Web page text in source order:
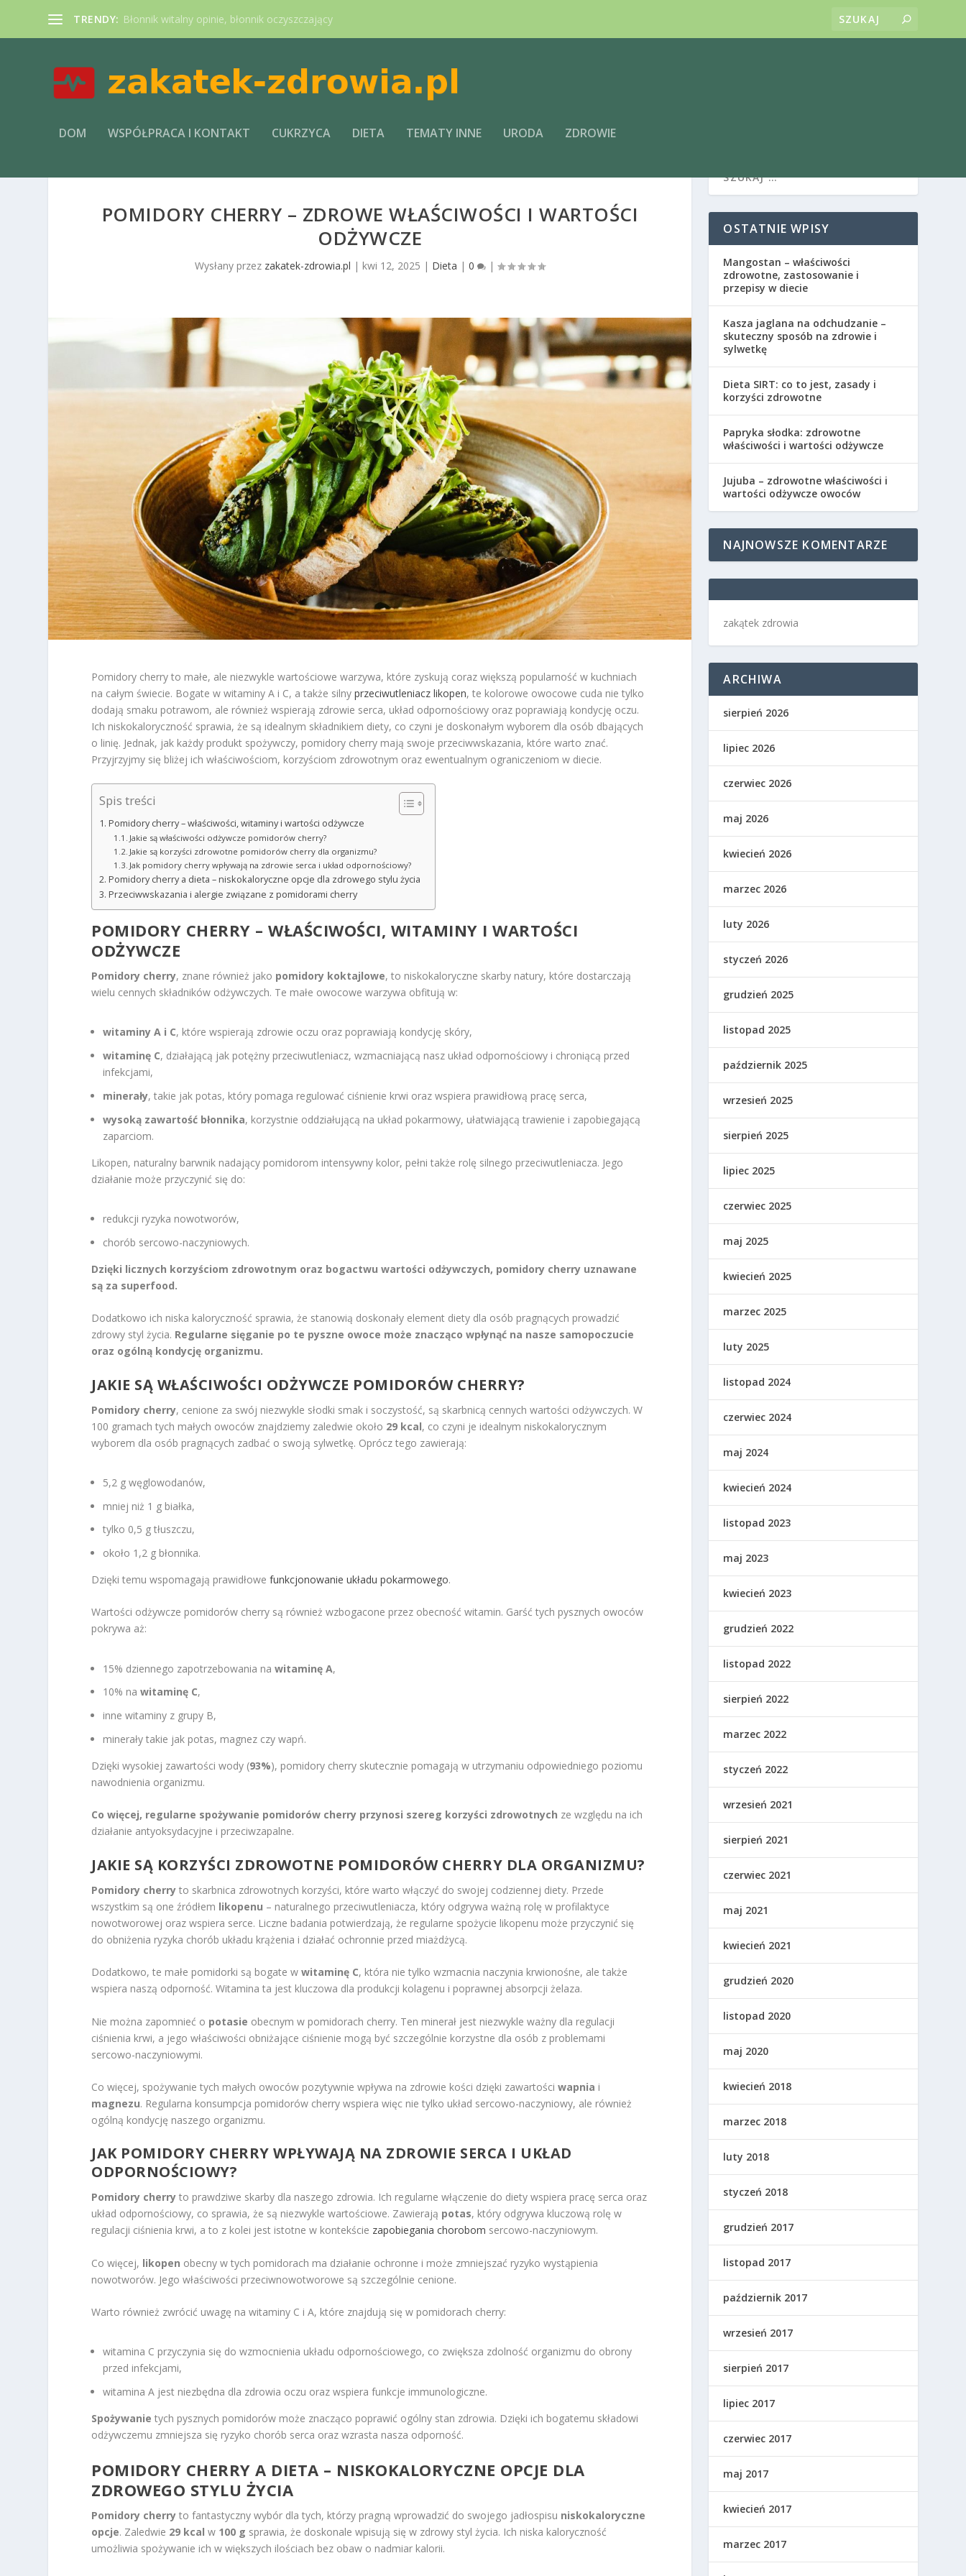
TRENDY: Błonnik witalny opinie, błonnik oczyszczający
DOM WSPÓŁPRACA I KONTAKT CUKRZYCA DIETA TEMATY INNE URODA ZDROWIE
POMIDORY CHERRY – ZDROWE WŁAŚCIWOŚCI I WARTOŚCI
ODŻYWCZE
Wysłany przez zakatek-zdrowia.pl | kwi 12, 2025 | Dieta |0 |
Pomidory cherry to małe, ale niezwykle wartościowe warzywa, które zyskują coraz większą popularność w kuchniach
na całym świecie. Bogate w witaminy A i C, a także silnyprzeciwutleniacz likopen, te kolorowe owocowe cuda nie tylko
dodają smaku potrawom, ale również wspierają zdrowie serca, układ odpornościowy oraz poprawiają kondycję oczu.
Ich niskokaloryczność sprawia, że są idealnym składnikiem diety, co czyni je doskonałym wyborem dla osób dbających
o linię. Jednak, jak każdy produkt spożywczy, pomidory cherry mają swoje przeciwwskazania, które warto znać.
Przyjrzyjmy się bliżej ich właściwościom, korzyściom zdrowotnym oraz ewentualnym ograniczeniom w diecie.
Spis treści
Pomidory cherry – właściwości, witaminy i wartości odżywcze
Jakie są właściwości odżywcze pomidorów cherry?
Jakie są korzyści zdrowotne pomidorów cherry dla organizmu?
Jak pomidory cherry wpływają na zdrowie serca i układ odpornościowy?
Pomidory cherry a dieta – niskokaloryczne opcje dla zdrowego stylu życia
Przeciwwskazania i alergie związane z pomidorami cherry
POMIDORY CHERRY – WŁAŚCIWOŚCI, WITAMINY I WARTOŚCI
ODŻYWCZE
Pomidory cherry, znane również jako pomidory koktajlowe, to niskokaloryczne skarby natury, które dostarczają
wielu cennych składników odżywczych. Te małe owocowe warzywa obfitują w:
witaminy A i C, które wspierają zdrowie oczu oraz poprawiają kondycję skóry,
witaminę C, działającą jak potężny przeciwutleniacz, wzmacniającą nasz układ odpornościowy i chroniącą przed
infekcjami,
minerały, takie jak potas, który pomaga regulować ciśnienie krwi oraz wspiera prawidłową pracę serca,
wysoką zawartość błonnika, korzystnie oddziałującą na układ pokarmowy, ułatwiającą trawienie i zapobiegającą
zaparciom.
Likopen, naturalny barwnik nadający pomidorom intensywny kolor, pełni także rolę silnego przeciwutleniacza. Jego
działanie może przyczynić się do:
redukcji ryzyka nowotworów,
chorób sercowo-naczyniowych.
Dzięki licznych korzyściom zdrowotnym oraz bogactwu wartości odżywczych, pomidory cherry uznawane
są za superfood.
Dodatkowo ich niska kaloryczność sprawia, że stanowią doskonały element diety dla osób pragnących prowadzić
zdrowy styl życia. Regularne sięganie po te pyszne owoce może znacząco wpłynąć na nasze samopoczucie
oraz ogólną kondycję organizmu.
JAKIE SĄ WŁAŚCIWOŚCI ODŻYWCZE POMIDORÓW CHERRY?
Pomidory cherry, cenione za swój niezwykle słodki smak i soczystość, są skarbnicą cennych wartości odżywczych. W
100 gramach tych małych owoców znajdziemy zaledwie około 29 kcal, co czyni je idealnym niskokalorycznym
wyborem dla osób pragnących zadbać o swoją sylwetkę. Oprócz tego zawierają:
5,2 g węglowodanów,
mniej niż 1 g białka,
tylko 0,5 g tłuszczu,
około 1,2 g błonnika.
Dzięki temu wspomagają prawidłowefunkcjonowanie układu pokarmowego.
Wartości odżywcze pomidorów cherry są również wzbogacone przez obecność witamin. Garść tych pysznych owoców
pokrywa aż:
15% dziennego zapotrzebowania nawitaminę A,
10% nawitaminę C,
inne witaminy z grupy B,
minerały takie jak potas, magnez czy wapń.
Dzięki wysokiej zawartości wody (93%), pomidory cherry skutecznie pomagają w utrzymaniu odpowiedniego poziomu
nawodnienia organizmu.
Co więcej, regularne spożywanie pomidorów cherry przynosi szereg korzyści zdrowotnych ze względu na ich
działanie antyoksydacyjne i przeciwzapalne.
JAKIE SĄ KORZYŚCI ZDROWOTNE POMIDORÓW CHERRY DLA ORGANIZMU?
Pomidory cherry to skarbnica zdrowotnych korzyści, które warto włączyć do swojej codziennej diety. Przede
wszystkim są one źródłem likopenu – naturalnego przeciwutleniacza, który odgrywa ważną rolę w profilaktyce
nowotworowej oraz wspiera serce. Liczne badania potwierdzają, że regularne spożycie likopenu może przyczynić się
do obniżenia ryzyka chorób układu krążenia i działać ochronnie przed miażdżycą.
Dodatkowo, te małe pomidorki są bogate wwitaminę C, która nie tylko wzmacnia naczynia krwionośne, ale także
wspiera naszą odporność. Witamina ta jest kluczowa dla produkcji kolagenu i poprawnej absorpcji żelaza.
Nie można zapomnieć o potasie obecnym w pomidorach cherry. Ten minerał jest niezwykle ważny dla regulacji
ciśnienia krwi, a jego właściwości obniżające ciśnienie mogą być szczególnie korzystne dla osób z problemami
sercowo-naczyniowymi.
Co więcej, spożywanie tych małych owoców pozytywnie wpływa na zdrowie kości dzięki zawartościwapnia i
magnezu. Regularna konsumpcja pomidorów cherry wspiera więc nie tylko układ sercowo-naczyniowy, ale również
ogólną kondycję naszego organizmu.
JAK POMIDORY CHERRY WPŁYWAJĄ NA ZDROWIE SERCA I UKŁAD
ODPORNOŚCIOWY?
Pomidory cherry to prawdziwe skarby dla naszego zdrowia. Ich regularne włączenie do diety wspiera pracę serca oraz
układ odpornościowy, co sprawia, że są niezwykle wartościowe. Zawierają potas, który odgrywa kluczową rolę w
regulacji ciśnienia krwi, a to z kolei jest istotne w kontekście zapobiegania chorobom sercowo-naczyniowym.
Co więcej, likopen obecny w tych pomidorach ma działanie ochronne i może zmniejszać ryzyko wystąpienia
nowotworów. Jego właściwości przeciwnowotworowe są szczególnie cenione.
Warto również zwrócić uwagę na witaminy C i A, które znajdują się w pomidorach cherry:
witamina C przyczynia się do wzmocnienia układu odpornościowego, co zwiększa zdolność organizmu do obrony
przed infekcjami,
witamina A jest niezbędna dla zdrowia oczu oraz wspiera funkcje immunologiczne.
Spożywanie tych pysznych pomidorów może znacząco poprawić ogólny stan zdrowia. Dzięki ich bogatemu składowi
odżywczemu zmniejsza się ryzyko chorób serca oraz wzrasta nasza odporność.
POMIDORY CHERRY A DIETA – NISKOKALORYCZNE OPCJE DLA
ZDROWEGO STYLU ŻYCIA
Pomidory cherry to fantastyczny wybór dla tych, którzy pragną wprowadzić do swojego jadłospisu niskokaloryczne
opcje. Zaledwie 29 kcal w 100 g sprawia, że doskonale wpisują się w zdrowy styl życia. Ich niska kaloryczność
umożliwia spożywanie ich w większych ilościach bez obaw o nadmiar kalorii.
OSTATNIE WPISY
Mangostan – właściwości
zdrowotne, zastosowanie i
przepisy w diecie
Kasza jaglana na odchudzanie –
skuteczny sposób na zdrowie i
sylwetkę
Dieta SIRT: co to jest, zasady i
korzyści zdrowotne
Papryka słodka: zdrowotne
właściwości i wartości odżywcze
Jujuba – zdrowotne właściwości i
wartości odżywcze owoców
NAJNOWSZE KOMENTARZE
zakątek zdrowia
ARCHIWA
sierpień 2026
lipiec 2026
czerwiec 2026
maj 2026
kwiecień 2026
marzec 2026
luty 2026
styczeń 2026
grudzień 2025
listopad 2025
październik 2025
wrzesień 2025
sierpień 2025
lipiec 2025
czerwiec 2025
maj 2025
kwiecień 2025
marzec 2025
luty 2025
listopad 2024
czerwiec 2024
maj 2024
kwiecień 2024
listopad 2023
maj 2023
kwiecień 2023
grudzień 2022
listopad 2022
sierpień 2022
marzec 2022
styczeń 2022
wrzesień 2021
sierpień 2021
czerwiec 2021
maj 2021
kwiecień 2021
grudzień 2020
listopad 2020
maj 2020
kwiecień 2018
marzec 2018
luty 2018
styczeń 2018
grudzień 2017
listopad 2017
październik 2017
wrzesień 2017
sierpień 2017
lipiec 2017
czerwiec 2017
maj 2017
kwiecień 2017
marzec 2017